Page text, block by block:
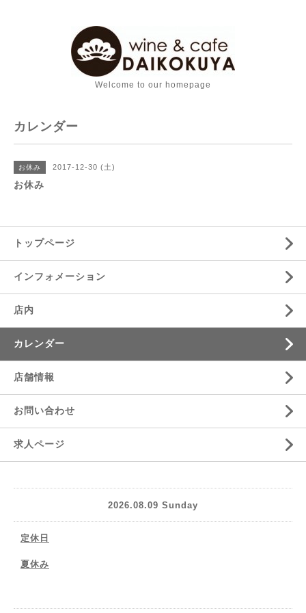
Welcome to our homepage
カレンダー
お休み 2017-12-30 (土)
お休み
トップページ
インフォメーション
店内
カレンダー
店舗情報
お問い合わせ
求人ページ
2026.08.09 Sunday
定休日
夏休み